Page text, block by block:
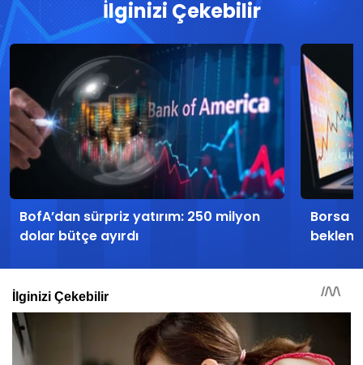
İlginizi Çekebilir
BofA’dan sürpriz yatırım: 250 milyon
dolar bütçe ayırdı
Borsa